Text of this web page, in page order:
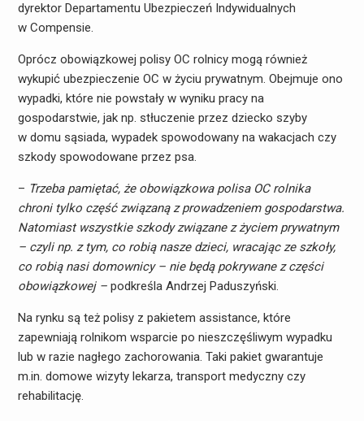
dyrektor Departamentu Ubezpieczeń Indywidualnych
w Compensie.
Oprócz obowiązkowej polisy OC rolnicy mogą również
wykupić ubezpieczenie OC w życiu prywatnym. Obejmuje ono
wypadki, które nie powstały w wyniku pracy na
gospodarstwie, jak np. stłuczenie przez dziecko szyby
w domu sąsiada, wypadek spowodowany na wakacjach czy
szkody spowodowane przez psa.
– Trzeba pamiętać, że obowiązkowa polisa OC rolnika
chroni tylko część związaną z prowadzeniem gospodarstwa.
Natomiast wszystkie szkody związane z życiem prywatnym
– czyli np. z tym, co robią nasze dzieci, wracając ze szkoły,
co robią nasi domownicy – nie będą pokrywane z części
obowiązkowej –podkreśla Andrzej Paduszyński.
Na rynku są też polisy z pakietem assistance, które
zapewniają rolnikom wsparcie po nieszczęśliwym wypadku
lub w razie nagłego zachorowania. Taki pakiet gwarantuje
m.in. domowe wizyty lekarza, transport medyczny czy
rehabilitację.